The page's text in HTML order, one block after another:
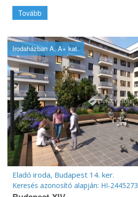
Tovább
Irodaházban A, A+ kat.
Eladó iroda, Budapest 14. ker.
Keresés azonosító alapján: HI-2445273